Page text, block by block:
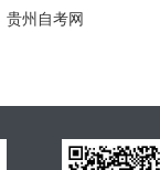
贵州自考网